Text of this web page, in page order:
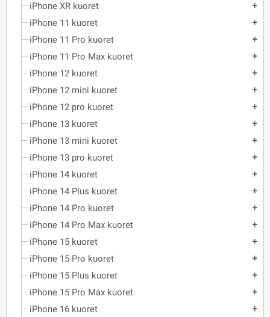
iPhone XR kuoret add
iPhone 11 kuoret add
iPhone 11 Pro kuoret add
iPhone 11 Pro Max kuoret add
iPhone 12 kuoret add
iPhone 12 mini kuoret add
iPhone 12 pro kuoret add
iPhone 13 kuoret add
iPhone 13 mini kuoret add
iPhone 13 pro kuoret add
iPhone 14 kuoret add
iPhone 14 Plus kuoret add
iPhone 14 Pro kuoret add
iPhone 14 Pro Max kuoret add
iPhone 15 kuoret add
iPhone 15 Pro kuoret add
iPhone 15 Plus kuoret add
iPhone 15 Pro Max kuoret add
iPhone 16 kuoret add